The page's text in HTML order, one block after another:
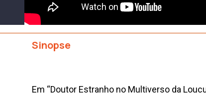
Sinopse
Em “Doutor Estranho no Multiverso da